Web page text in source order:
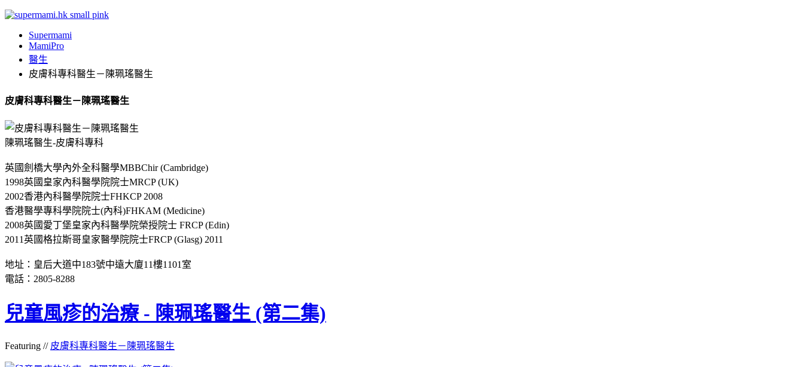
Supermami
MamiPro
醫生
皮膚科專科醫生－陳珮瑤醫生
皮膚科專科醫生－陳珮瑤醫生
陳珮瑤醫生-皮膚科專科
英國劍橋大學內外全科醫學MBBChir (Cambridge)
1998英國皇家內科醫學院院士MRCP (UK)
2002香港內科醫學院院士FHKCP 2008
香港醫學專科學院院士(內科)FHKAM (Medicine)
2008英國愛丁堡皇家內科醫學院榮授院士 FRCP (Edin)
2011英國格拉斯哥皇家醫學院院士FRCP (Glasg) 2011
地址：皇后大道中183號中遠大廈11樓1101室
電話：2805-8288
兒童風疹的治療 - 陳珮瑤醫生 (第二集)
Featuring // 皮膚科專科醫生－陳珮瑤醫生